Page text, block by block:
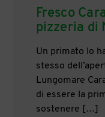
Fresco
pizzeria di
Un primato lo
stesso
Lungomare
di essere la
sostenere […]